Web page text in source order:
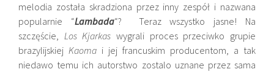
melodia została skradziona przez inny zespół i nazwana
popularnie “Lambada“? Teraz wszystko jasne! Na
szczęście, Los Kjarkas wygrali proces przeciwko grupie
brazylijskiejKaoma i jej francuskim producentom, a tak
niedawo temu ich autorstwo zostalo uznane przez sama